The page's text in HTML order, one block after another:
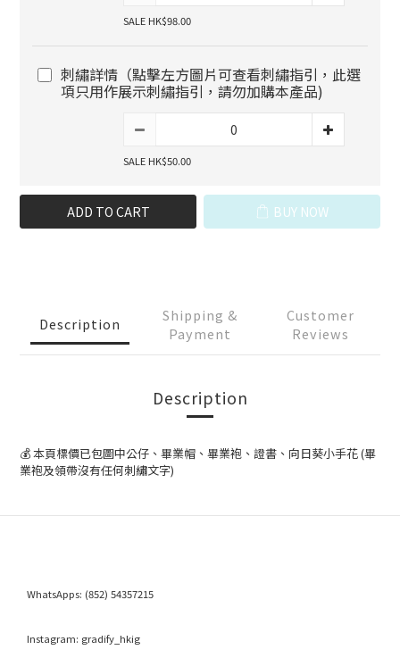
SALE HK$98.00
刺繡詳情（點擊左方圖片可查看刺繡指引，此選
項只用作展示刺繡指引，請勿加購本產品)
SALE HK$50.00
ADD TO CART BUY NOW
Description
Shipping &
Payment
Customer
Reviews
Description
💰 本頁標價已包圖中公仔、畢業帽、畢業袍、證書、向日葵小手花 (畢
業袍及領帶沒有任何刺繡文字)
WhatsApps: (852) 54357215
Instagram: gradify_hkig